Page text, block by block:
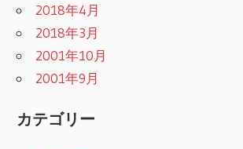
2018年4月
2018年3月
2001年10月
2001年9月
カテゴリー